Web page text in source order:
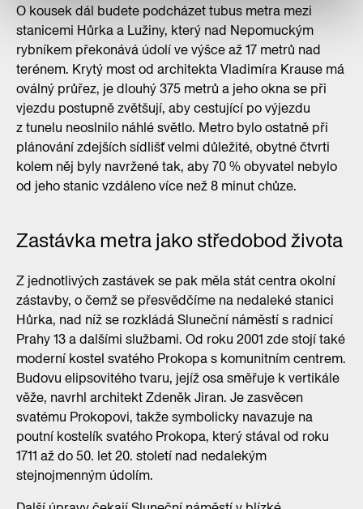
O kousek dál budete podcházet tubus metra mezi
stanicemi Hůrka a Lužiny, který nad Nepomuckým
rybníkem překonává údolí ve výšce až 17 metrů nad
terénem. Krytý most od architekta Vladimíra Krause má
oválný průřez, je dlouhý 375 metrů a jeho okna se při
vjezdu postupně zvětšují, aby cestující po výjezdu
z tunelu neoslnilo náhlé světlo. Metro bylo ostatně při
plánování zdejších sídlišť velmi důležité, obytné čtvrti
kolem něj byly navržené tak, aby 70 % obyvatel nebylo
od jeho stanic vzdáleno více než 8 minut chůze.
Zastávka metra jako středobod života
Z jednotlivých zastávek se pak měla stát centra okolní
zástavby, o čemž se přesvědčíme na nedaleké stanici
Hůrka, nad níž se rozkládá Sluneční náměstí s radnicí
Prahy 13 a dalšími službami. Od roku 2001 zde stojí také
moderní kostel svatého Prokopa s komunitním centrem.
Budovu elipsovitého tvaru, jejíž osa směřuje k vertikále
věže, navrhl architekt Zdeněk Jiran. Je zasvěcen
svatému Prokopovi, takže symbolicky navazuje na
poutní kostelík svatého Prokopa, který stával od roku
1711 až do 50. let 20. století nad nedalekým
stejnojmenným údolím.